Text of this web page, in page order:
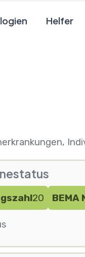
Helfer
20 BEMA